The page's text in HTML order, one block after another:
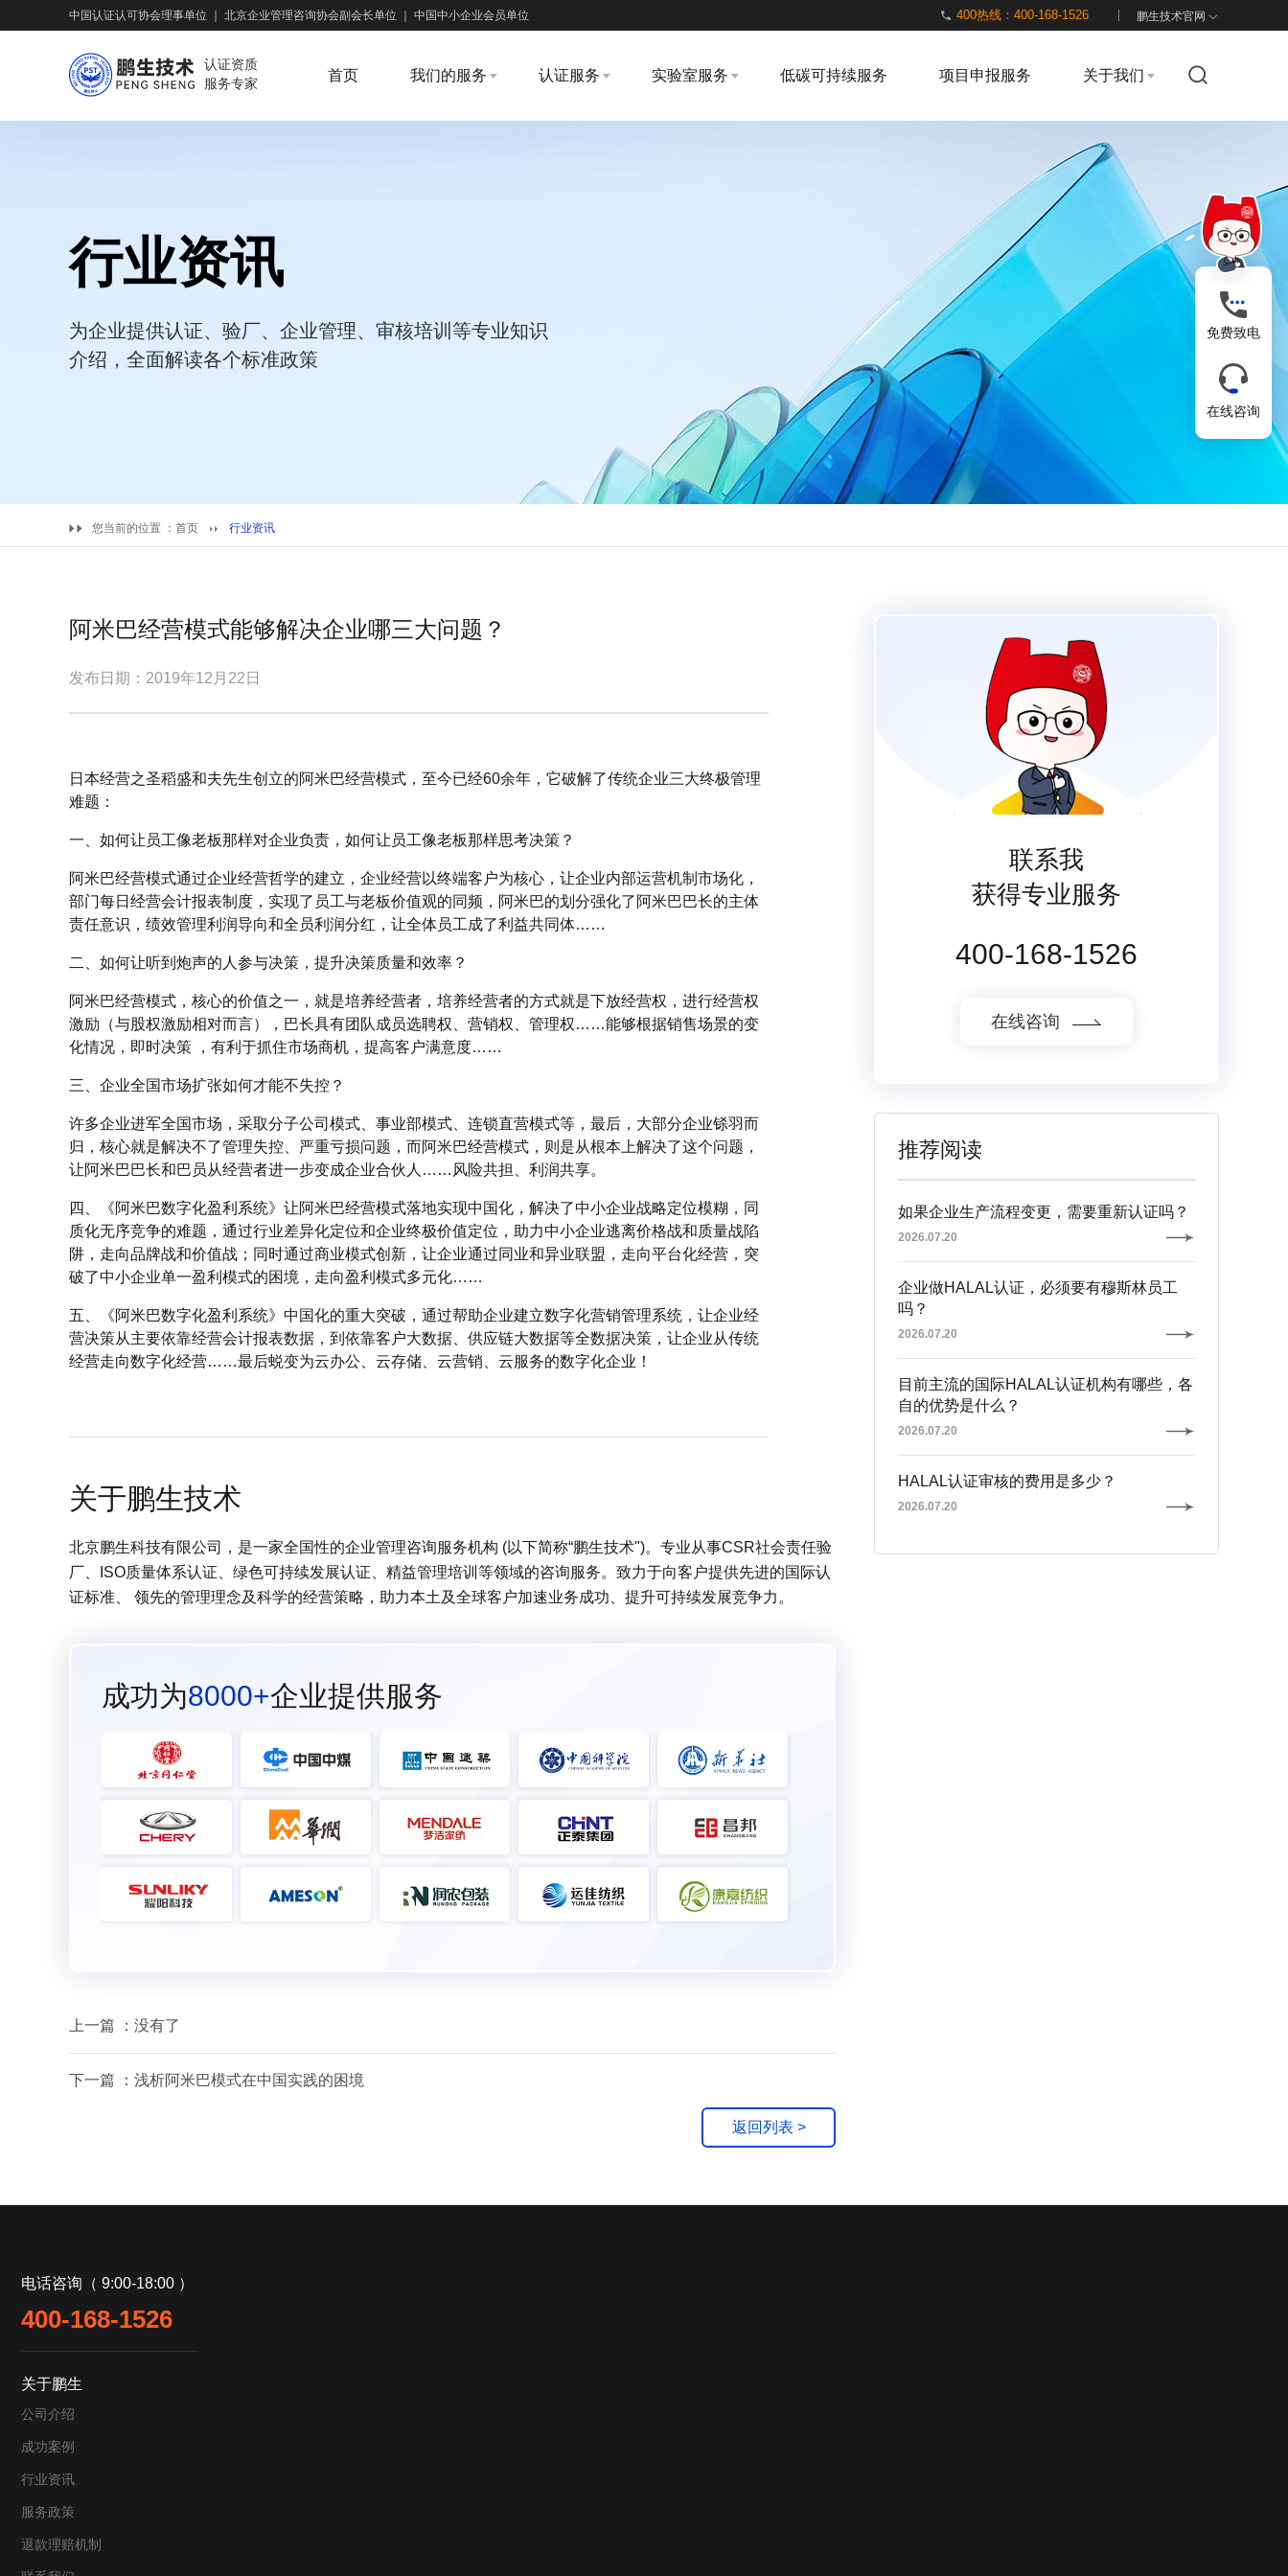
中国认证认可协会理事单位 北京企业管理咨询协会副会长单位 中国中小企业会员单位 400热线：400-168-1526 鹏生技术官网
认证资质
服务专家
首页 我们的服务 认证服务 实验室服务 低碳可持续服务 项目申报服务 关于我们
行业资讯
为企业提供认证、验厂、企业管理、审核培训等专业知识
介绍，全面解读各个标准政策
您当前的位置 ： 首页 行业资讯
阿米巴经营模式能够解决企业哪三大问题？
发布日期：2019年12月22日
日本经营之圣稻盛和夫先生创立的阿米巴经营模式，至今已经60余年，它破解了传统企业三大终极管理
难题：
一、如何让员工像老板那样对企业负责，如何让员工像老板那样思考决策？
阿米巴经营模式通过企业经营哲学的建立，企业经营以终端客户为核心，让企业内部运营机制市场化，
部门每日经营会计报表制度，实现了员工与老板价值观的同频，阿米巴的划分强化了阿米巴巴长的主体
责任意识，绩效管理利润导向和全员利润分红，让全体员工成了利益共同体……
二、如何让听到炮声的人参与决策，提升决策质量和效率？
阿米巴经营模式，核心的价值之一，就是培养经营者，培养经营者的方式就是下放经营权，进行经营权
激励（与股权激励相对而言），巴长具有团队成员选聘权、营销权、管理权……能够根据销售场景的变
化情况，即时决策 ，有利于抓住市场商机，提高客户满意度……
三、企业全国市场扩张如何才能不失控？
许多企业进军全国市场，采取分子公司模式、事业部模式、连锁直营模式等，最后，大部分企业铩羽而
归，核心就是解决不了管理失控、严重亏损问题，而阿米巴经营模式，则是从根本上解决了这个问题，
让阿米巴巴长和巴员从经营者进一步变成企业合伙人……风险共担、利润共享。
四、《阿米巴数字化盈利系统》让阿米巴经营模式落地实现中国化，解决了中小企业战略定位模糊，同
质化无序竞争的难题，通过行业差异化定位和企业终极价值定位，助力中小企业逃离价格战和质量战陷
阱，走向品牌战和价值战；同时通过商业模式创新，让企业通过同业和异业联盟，走向平台化经营，突
破了中小企业单一盈利模式的困境，走向盈利模式多元化……
五、《阿米巴数字化盈利系统》中国化的重大突破，通过帮助企业建立数字化营销管理系统，让企业经
营决策从主要依靠经营会计报表数据，到依靠客户大数据、供应链大数据等全数据决策，让企业从传统
经营走向数字化经营……最后蜕变为云办公、云存储、云营销、云服务的数字化企业！
关于鹏生技术
北京鹏生科技有限公司，是一家全国性的企业管理咨询服务机构 (以下简称“鹏生技术")。专业从事CSR社会责任验
厂、ISO质量体系认证、绿色可持续发展认证、精益管理培训等领域的咨询服务。致力于向客户提供先进的国际认
证标准、 领先的管理理念及科学的经营策略，助力本土及全球客户加速业务成功、提升可持续发展竞争力。
成功为8000+企业提供服务
上一篇 ：没有了
下一篇 ： 浅析阿米巴模式在中国实践的困境
返回列表 >
联系我
获得专业服务
400-168-1526
在线咨询
推荐阅读
如果企业生产流程变更，需要重新认证吗？
2026.07.20
企业做HALAL认证，必须要有穆斯林员工
吗？
2026.07.20
目前主流的国际HALAL认证机构有哪些，各
自的优势是什么？
2026.07.20
HALAL认证审核的费用是多少？
2026.07.20
电话咨询（ 9:00-18:00 ）
400-168-1526
关于鹏生
公司介绍
成功案例
行业资讯
服务政策
退款理赔机制
免费致电
在线咨询